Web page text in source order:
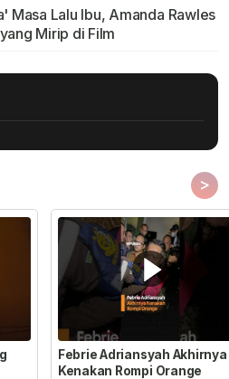
Masa Lalu Ibu, Amanda Rawles
Mirip di Film
>
Febrie Adriansyah Akhirnya
Kenakan Rompi Orange